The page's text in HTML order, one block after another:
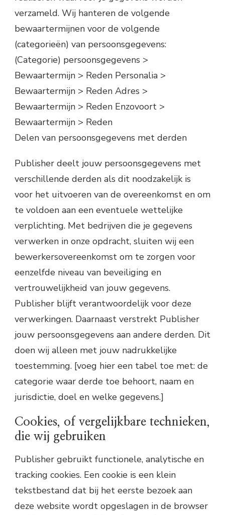
verzameld. Wij hanteren de volgende
bewaartermijnen voor de volgende
(categorieën) van persoonsgegevens:
(Categorie) persoonsgegevens >
Bewaartermijn > Reden Personalia >
Bewaartermijn > Reden Adres >
Bewaartermijn > Reden Enzovoort >
Bewaartermijn > Reden
Delen van persoonsgegevens met derden
Publisher deelt jouw persoonsgegevens met
verschillende derden als dit noodzakelijk is
voor het uitvoeren van de overeenkomst en om
te voldoen aan een eventuele wettelijke
verplichting. Met bedrijven die je gegevens
verwerken in onze opdracht, sluiten wij een
bewerkersovereenkomst om te zorgen voor
eenzelfde niveau van beveiliging en
vertrouwelijkheid van jouw gegevens.
Publisher blijft verantwoordelijk voor deze
verwerkingen. Daarnaast verstrekt Publisher
jouw persoonsgegevens aan andere derden. Dit
doen wij alleen met jouw nadrukkelijke
toestemming. [voeg hier een tabel toe met: de
categorie waar derde toe behoort, naam en
jurisdictie, doel en welke gegevens.]
Cookies, of vergelijkbare technieken,
die wij gebruiken
Publisher gebruikt functionele, analytische en
tracking cookies. Een cookie is een klein
tekstbestand dat bij het eerste bezoek aan
deze website wordt opgeslagen in de browser